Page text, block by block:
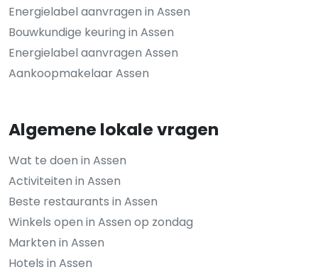
Energielabel aanvragen in Assen
Bouwkundige keuring in Assen
Energielabel aanvragen Assen
Aankoopmakelaar Assen
Algemene lokale vragen
Wat te doen in Assen
Activiteiten in Assen
Beste restaurants in Assen
Winkels open in Assen op zondag
Markten in Assen
Hotels in Assen